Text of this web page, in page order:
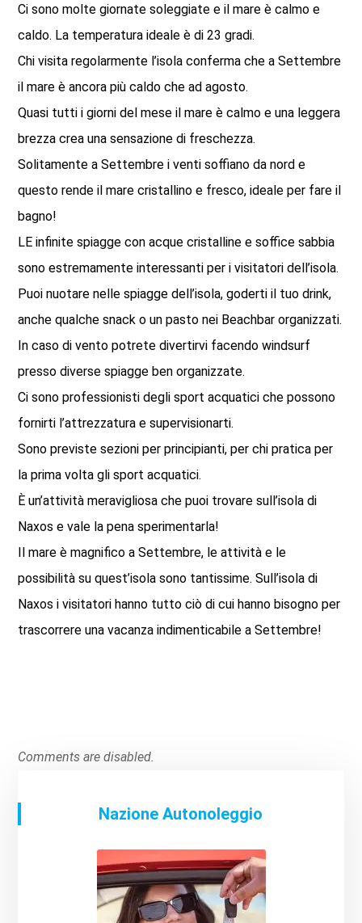
Ci sono molte giornate soleggiate e il mare è calmo e
caldo. La temperatura ideale è di 23 gradi.
Chi visita regolarmente l’isola conferma che a Settembre
il mare è ancora più caldo che ad agosto.
Quasi tutti i giorni del mese il mare è calmo e una leggera
brezza crea una sensazione di freschezza.
Solitamente a Settembre i venti soffiano da nord e
questo rende il mare cristallino e fresco, ideale per fare il
bagno!
LE infinite spiagge con acque cristalline e soffice sabbia
sono estremamente interessanti per i visitatori dell’isola.
Puoi nuotare nelle spiagge dell’isola, goderti il ​​tuo drink,
anche qualche snack o un pasto nei Beachbar organizzati.
In caso di vento potrete divertirvi facendo windsurf
presso diverse spiagge ben organizzate.
Ci sono professionisti degli sport acquatici che possono
fornirti l’attrezzatura e supervisionarti.
Sono previste sezioni per principianti, per chi pratica per
la prima volta gli sport acquatici.
È un’attività meravigliosa che puoi trovare sull’isola di
Naxos e vale la pena sperimentarla!
Il mare è magnifico a Settembre, le attività e le
possibilità su quest’isola sono tantissime. Sull’isola di
Naxos i visitatori hanno tutto ciò di cui hanno bisogno per
trascorrere una vacanza indimenticabile a Settembre!
Comments are disabled.
Nazione Autonoleggio